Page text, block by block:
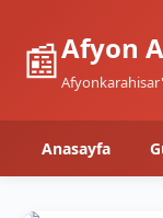
📰Afyon
Anasayfa